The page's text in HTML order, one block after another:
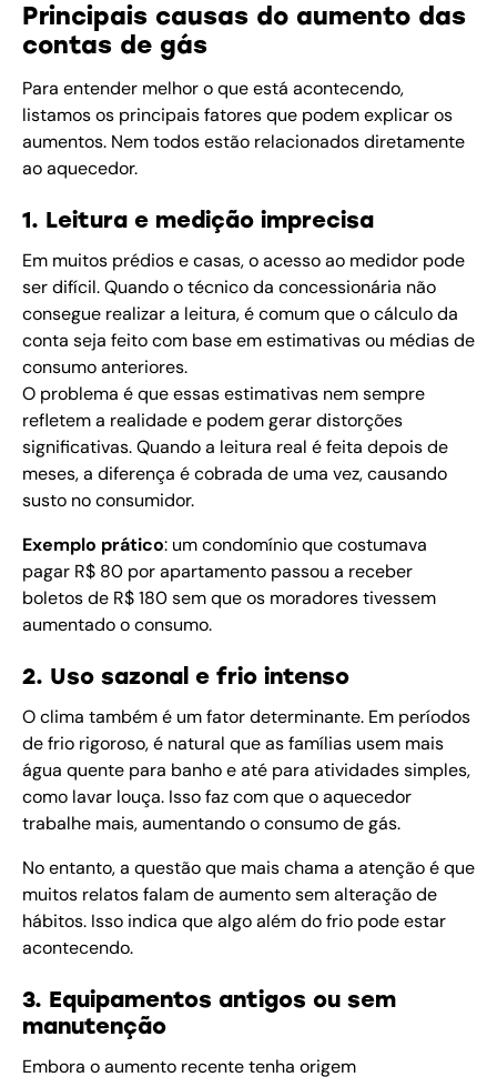
Principais causas do aumento das
contas de gás
Para entender melhor o que está acontecendo,
listamos os principais fatores que podem explicar os
aumentos. Nem todos estão relacionados diretamente
ao aquecedor.
1. Leitura e medição imprecisa
Em muitos prédios e casas, o acesso ao medidor pode
ser difícil. Quando o técnico da concessionária não
consegue realizar a leitura, é comum que o cálculo da
conta seja feito com base em estimativas ou médias de
consumo anteriores.
O problema é que essas estimativas nem sempre
refletem a realidade e podem gerar distorções
significativas. Quando a leitura real é feita depois de
meses, a diferença é cobrada de uma vez, causando
susto no consumidor.
Exemplo prático: um condomínio que costumava
pagar R$ 80 por apartamento passou a receber
boletos de R$ 180 sem que os moradores tivessem
aumentado o consumo.
2. Uso sazonal e frio intenso
O clima também é um fator determinante. Em períodos
de frio rigoroso, é natural que as famílias usem mais
água quente para banho e até para atividades simples,
como lavar louça. Isso faz com que o aquecedor
trabalhe mais, aumentando o consumo de gás.
No entanto, a questão que mais chama a atenção é que
muitos relatos falam de aumento sem alteração de
hábitos. Isso indica que algo além do frio pode estar
acontecendo.
3. Equipamentos antigos ou sem
manutenção
Embora o aumento recente tenha origem